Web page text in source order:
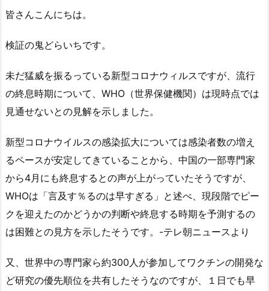
皆さんこんにちは。
検証の鬼どらいちです。
未だ猛威を振るっている新型コロナウィルスですが、流行
の終息時期について、WHO（世界保健機関）は現時点では
見通せないとの見解を示しました。
新型コロナウイルスの感染拡大については感染者数の増え
るペースが安定してきていることから、中国の一部専門家
から4月にも終息するとの声が上がっていたそうですが、
WHOは「言及す％るのは早すぎる」と述べ、現段階でピー
クを迎えたのかどうかの判断や終息する時期を予測するの
は困難との見方を示したそうです。-テレ朝ニュースより
又、世界中の専門家ら約300人が参加してワクチンの開発な
ど研究の優先順位を共有したそうなのですが、１日でも早